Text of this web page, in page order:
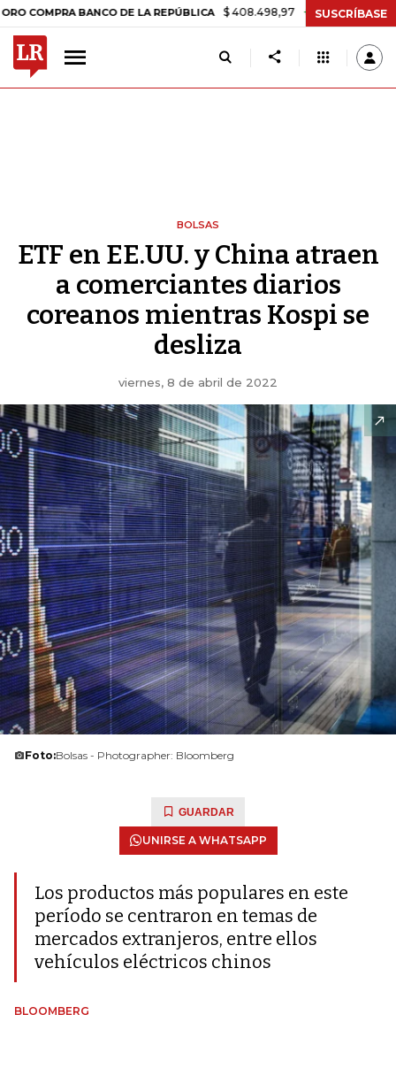
BANCO DE LA REPÚBLICA $ 408.498,97 +$ 8.753,81 +2,19%
SUSCRÍBASE
BOLSAS
ETF en EE.UU. y China atraen
a comerciantes diarios
coreanos mientras Kospi se
desliza
viernes, 8 de abril de 2022
Foto:Bolsas - Photographer: Bloomberg
GUARDAR
UNIRSE A WHATSAPP
Los productos más populares en este
período se centraron en temas de
mercados extranjeros, entre ellos
vehículos eléctricos chinos
BLOOMBERG